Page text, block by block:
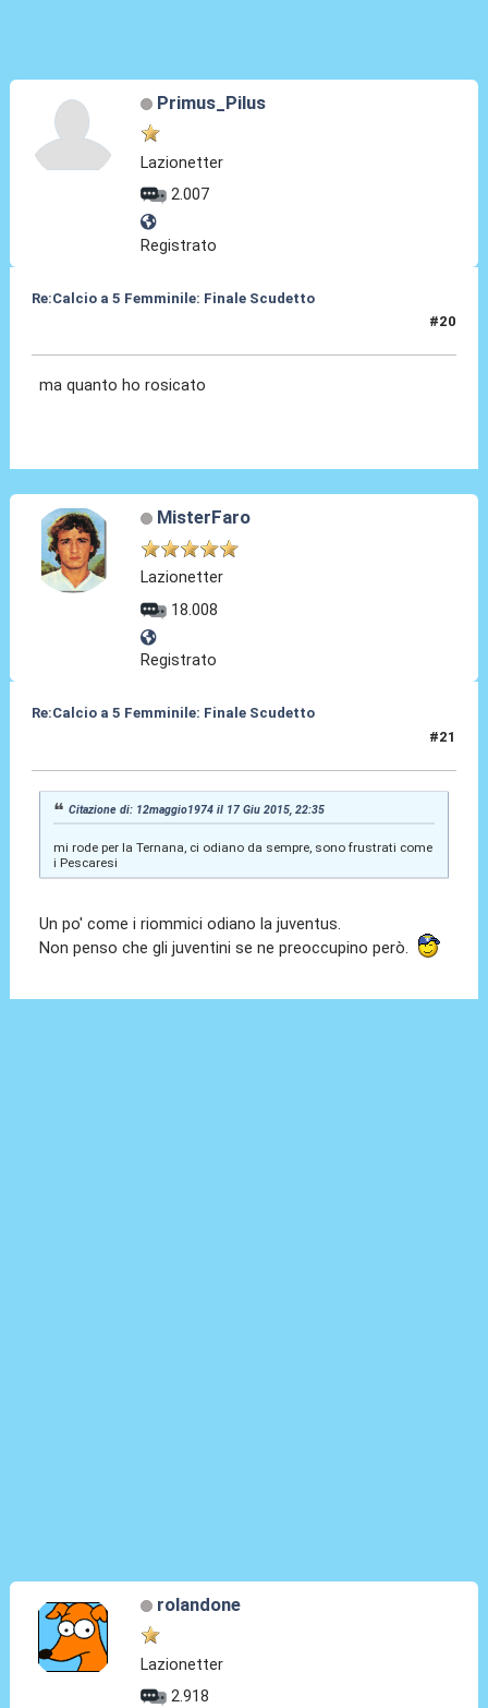
Primus_Pilus
Lazionetter
2.007
Registrato
Re:Calcio a 5 Femminile: Finale Scudetto
#20
ma quanto ho rosicato
MisterFaro
Lazionetter
18.008
Registrato
Re:Calcio a 5 Femminile: Finale Scudetto
#21
Citazione di: 12maggio1974 il 17 Giu 2015, 22:35
mi rode per la Ternana, ci odiano da sempre, sono frustrati come
i Pescaresi
Un po' come i riommici odiano la juventus.
Non penso che gli juventini se ne preoccupino però.
rolandone
Lazionetter
2.918